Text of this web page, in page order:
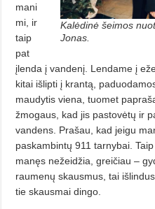
Kalėdinė šeimos
Jonas.
mani
mi, ir
taip
pat
įlenda į vandenį. Lendame į
kitai išlipti į krantą,
maudytis viena, tuomet
žmogaus, kad jis pastovėtų ir
vandens. Prašau, kad jeigu
paskambintų 911 tarnybai.
manęs nežeidžia, greičiau –
raumenų skausmus, tai
tie skausmai dingo.